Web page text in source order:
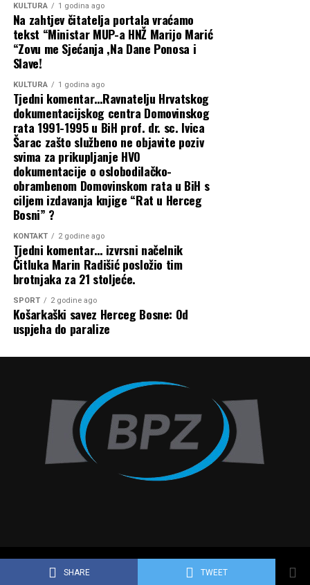
SHARE TWEET
KULTURA 1 godina ago
Na zahtjev čitatelja portala vraćamo
tekst “Ministar MUP-a HNŽ Marijo Marić
“Zovu me Sjećanja ,Na Dane Ponosa i
Slave!
KULTURA 1 godina ago
Tjedni komentar…Ravnatelju Hrvatskog
dokumentacijskog centra Domovinskog
rata 1991-1995 u BiH prof. dr. sc. Ivica
Šarac zašto službeno ne objavite poziv
svima za prikupljanje HVO
dokumentacije o oslobodilačko-
obrambenom Domovinskom rata u BiH s
ciljem izdavanja knjige “Rat u Herceg
Bosni” ?
KONTAKT 2 godine ago
Tjedni komentar… izvrsni načelnik
Čitluka Marin Radišić posložio tim
brotnjaka za 21 stoljeće.
SPORT 2 godine ago
Košarkaški savez Herceg Bosne: Od
uspjeha do paralize
Copyright © 2010 - 2024 BPZ.ba